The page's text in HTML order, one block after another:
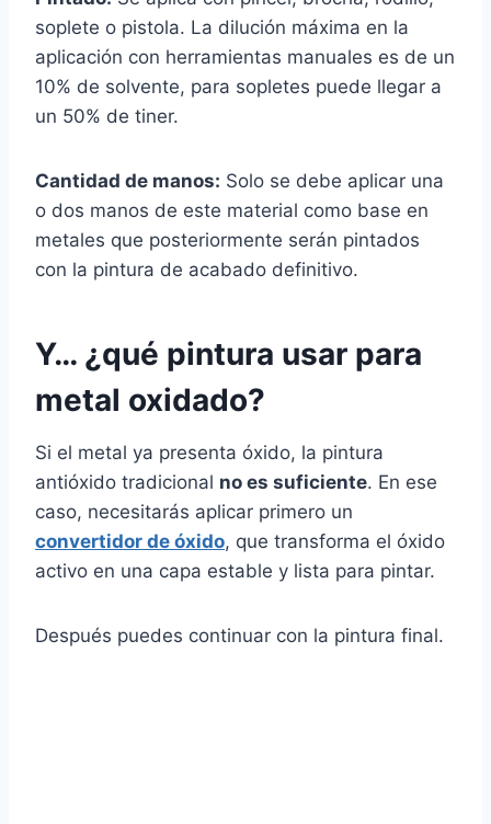
soplete o pistola. La dilución máxima en la
aplicación con herramientas manuales es de un
10% de solvente, para sopletes puede llegar a
un 50% de tiner.
Cantidad de manos: Solo se debe aplicar una
o dos manos de este material como base en
metales que posteriormente serán pintados
con la pintura de acabado definitivo.
Y… ¿qué pintura usar para
metal oxidado?
Si el metal ya presenta óxido, la pintura
antióxido tradicional no es suficiente. En ese
caso, necesitarás aplicar primero un
convertidor de óxido, que transforma el óxido
activo en una capa estable y lista para pintar.
Después puedes continuar con la pintura final.